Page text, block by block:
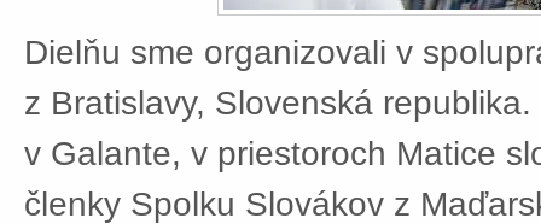
Dielňu sme organizovali v
z Bratislavy, Slovenská
v Galante, v priestoroch Matice
členky Spolku Slovákov z